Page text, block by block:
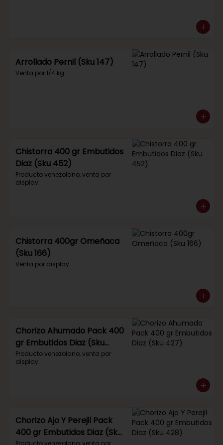
Arrollado Pernil (Sku 147)
Venta por 1/4 kg.
Chistorra 400 gr Embutidos
Diaz (Sku 452)
Producto venezolano, venta por
display.
Chistorra 400gr Omeñaca
(Sku 166)
Venta por display.
Chorizo Ahumado Pack 400
gr Embutidos Diaz (Sku
427)
Producto venezolano, venta por
display.
Chorizo Ajo Y Perejil Pack
400 gr Embutidos Diaz (Sku
Producto venezolano, venta por